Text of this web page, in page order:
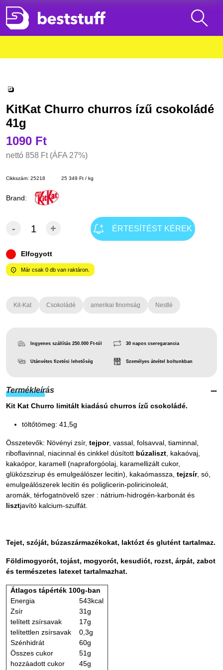
KitKat Churro churros ízű csokoládé
41g
1090 Ft
nettó 858 Ft (ÁFA 27%)
Cikkszám: 25218 25 349 Ft / kg
Brand:
- + ÉRTESÍTÉST KÉREK
Elfogyott
Már csak 0 db van raktáron.
Kit-Kat Csokoládé amerikai finomság Nestlé
Ingyenes szállítás 250.000 Ft-tól
Utánvétes fizetési lehetőség
30 napos cseregarancia
Személyes átvétel boltunkban
Termékleírás
Kit Kat Churro limitált kiadású churros ízű csokoládé.
töltőtömeg: 41,5g
Összetevők: Növényi zsír, tejpor, vassal, folsavval, tiaminnal,
riboflavinnal, niacinnal és cinkkel dúsított búzaliszt, kakaóvaj,
kakaópor, karamell (napraforgóolaj, karamellizált cukor,
glükózszirup és emulgeálószer lecitin), kakaómassza, tejzsír, só,
emulgeálószerek lecitin és poliglicerin-poliricinoleát,
aromák, térfogatnövelő szer : nátrium-hidrogén-karbonát és
lisztjavító kalcium-szulfát.
Tejet, szóját, búzaszármazékokat, laktózt és glutént tartalmaz.
Földimogyorót, tojást, mogyorót, kesudiót, rozst, árpát, zabot
és természetes latexet tartalmazhat.
Átlagos tápérték 100g-ban
Energia
543kcal
Zsír
31g
telített zsírsavak
17g
telítettlen zsírsavak
0,3g
Szénhidrát
60g
Összes cukor
51g
hozzáadott cukor
45g